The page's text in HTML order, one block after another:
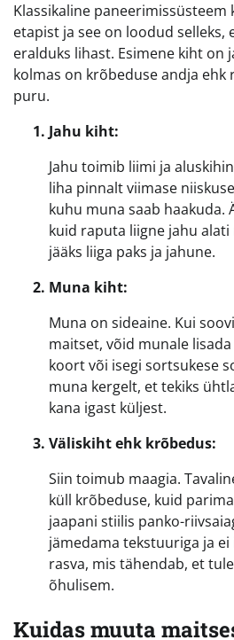
Klassikaline paneerimissüsteem
etapist ja see on loodud selleks,
eralduks lihast. Esimene kiht on
kolmas on krõbeduse andja ehk
puru.
Jahu kiht:
Jahu toimib liimi ja
liha pinnalt viimase
kuhu muna saab haakuda.
kuid raputa liigne jahu
jääks liiga paks ja jahune.
Muna kiht:
Muna on sideaine. Kui
maitset, võid munale
koort või isegi sortsukese
muna kergelt, et tekiks
kana igast küljest.
Väliskiht ehk krõbedus:
Siin toimub maagia.
küll krõbeduse, kuid
jaapani stiilis panko-
jämedama tekstuuriga ja
rasva, mis tähendab, et
õhulisem.
Kuidas muuta